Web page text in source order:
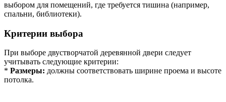
выбором для помещений, где требуется тишина (например,
спальни, библиотеки).
Критерии выбора
При выборе двустворчатой деревянной двери следует
учитывать следующие критерии:
* Размеры: должны соответствовать ширине проема и высоте
потолка.